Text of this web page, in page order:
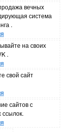
вечных
система
.
на своих
.
свой сайт
сайтов с